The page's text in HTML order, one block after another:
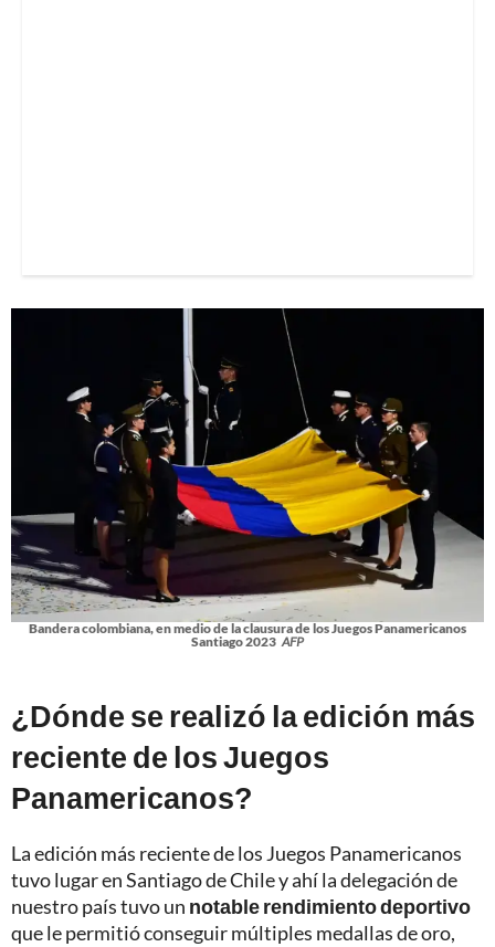
Bandera colombiana, en medio de la clausura de los Juegos Panamericanos
Santiago 2023 AFP
¿Dónde se realizó la edición más
reciente de los Juegos
Panamericanos?
La edición más reciente de los Juegos Panamericanos
tuvo lugar en Santiago de Chile y ahí la delegación de
nuestro país tuvo un notable rendimiento deportivo
que le permitió conseguir múltiples medallas de oro,